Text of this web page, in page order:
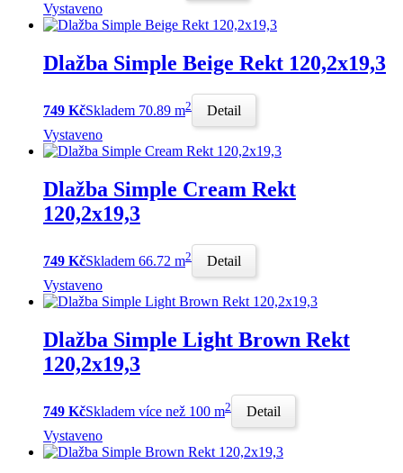
Vystaveno
Dlažba Simple Beige Rekt 120,2x19,3
749 KčSkladem 70.89 m2
Detail
Vystaveno
Dlažba Simple Cream Rekt
120,2x19,3
749 KčSkladem 66.72 m2
Detail
Vystaveno
Dlažba Simple Light Brown Rekt
120,2x19,3
749 KčSkladem více než 100 m2
Detail
Vystaveno